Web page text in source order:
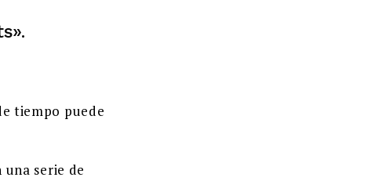
tiempo puede
serie de